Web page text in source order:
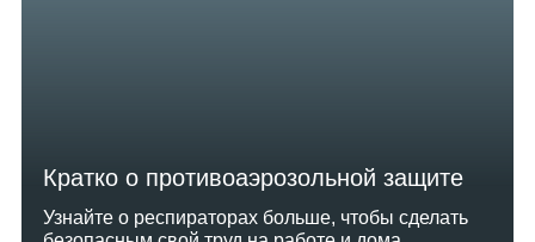
Кратко о противоаэрозольной защите
Узнайте о респираторах больше, чтобы сделать